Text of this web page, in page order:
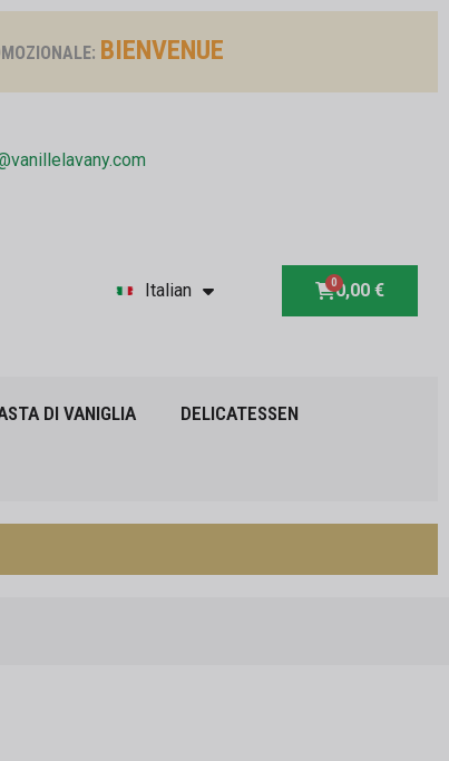
BIENVENUE
Italian 0,00 €
DI VANIGLIA DELICATESSEN